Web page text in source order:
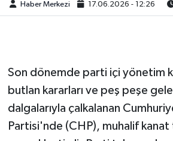
Haber Merkezi 17.06.2026 - 12:26
Son dönemde parti içi yönetim
butlan kararları ve peş peşe
dalgalarıyla çalkalanan
Partisi'nde (CHP), muhalif